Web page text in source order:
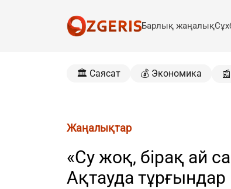
Барлық жаңалық
🏛️ Саясат 💰 Экономика
Жаңалықтар
«Су жоқ, бірақ ай
Ақтауда тұрғындар